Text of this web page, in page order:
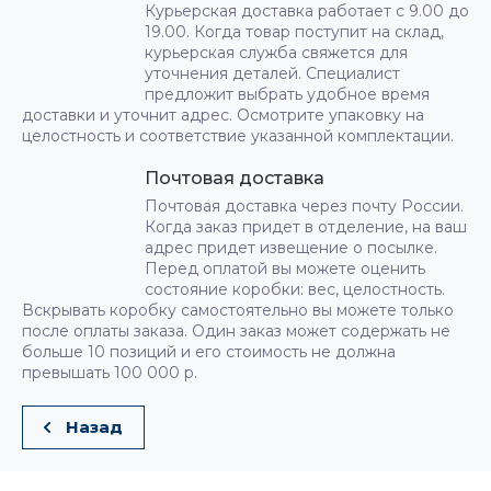
Курьерская доставка работает с 9.00 до
19.00. Когда товар поступит на склад,
курьерская служба свяжется для
уточнения деталей. Специалист
предложит выбрать удобное время
доставки и уточнит адрес. Осмотрите упаковку на
целостность и соответствие указанной комплектации.
Почтовая доставка
Почтовая доставка через почту России.
Когда заказ придет в отделение, на ваш
адрес придет извещение о посылке.
Перед оплатой вы можете оценить
состояние коробки: вес, целостность.
Вскрывать коробку самостоятельно вы можете только
после оплаты заказа. Один заказ может содержать не
больше 10 позиций и его стоимость не должна
превышать 100 000 р.
Назад